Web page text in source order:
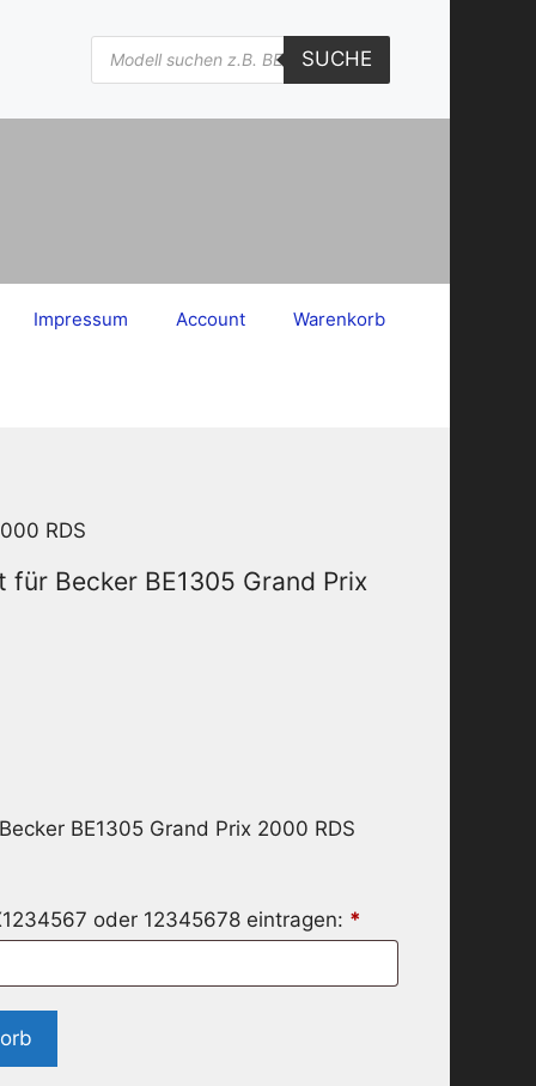
Products
search
SUCHE
Impressum Account Warenkorb
RDS
für Becker BE1305 Grand Prix
BE1305 Grand Prix 2000 RDS
oder 12345678 eintragen: *